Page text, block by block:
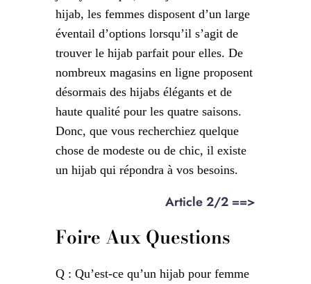
hijab, les femmes disposent d’un large
éventail d’options lorsqu’il s’agit de
trouver le hijab parfait pour elles. De
nombreux magasins en ligne proposent
désormais des hijabs élégants et de
haute qualité pour les quatre saisons.
Donc, que vous recherchiez quelque
chose de modeste ou de chic, il existe
un hijab qui répondra à vos besoins.
Article 2/2 ==>
Foire Aux Questions
Q : Qu’est-ce qu’un hijab pour femme